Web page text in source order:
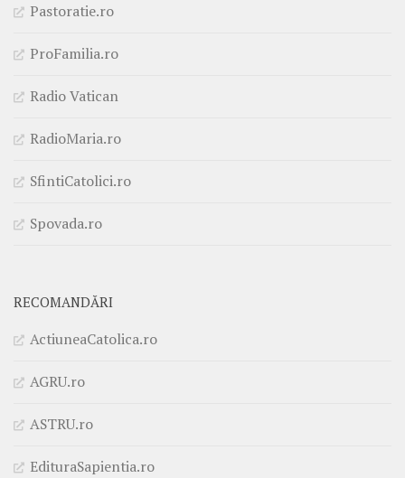
Pastoratie.ro
ProFamilia.ro
Radio Vatican
RadioMaria.ro
SfintiCatolici.ro
Spovada.ro
RECOMANDĂRI
ActiuneaCatolica.ro
AGRU.ro
ASTRU.ro
EdituraSapientia.ro